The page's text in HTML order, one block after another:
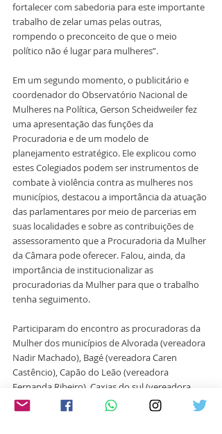
fortalecer com sabedoria para este importante
trabalho de zelar umas pelas outras,
rompendo o preconceito de que o meio
político não é lugar para mulheres”.
Em um segundo momento, o publicitário e
coordenador do Observatório Nacional de
Mulheres na Política, Gerson Scheidweiler fez
uma apresentação das funções da
Procuradoria e de um modelo de
planejamento estratégico. Ele explicou como
estes Colegiados podem ser instrumentos de
combate à violência contra as mulheres nos
municípios, destacou a importância da atuação
das parlamentares por meio de parcerias em
suas localidades e sobre as contribuições de
assessoramento que a Procuradoria da Mulher
da Câmara pode oferecer. Falou, ainda, da
importância de institucionalizar as
procuradorias da Mulher para que o trabalho
tenha seguimento.
Participaram do encontro as procuradoras da
Mulher dos municípios de Alvorada (vereadora
Nadir Machado), Bagé (vereadora Caren
Castêncio), Capão do Leão (vereadora
Fernanda Ribeiro), Caxias do sul (vereadora
Denise Pessôa), Charqueadas (vereadora Paula
Nunes), Cruz Alta (vereadora Luirce Paz),